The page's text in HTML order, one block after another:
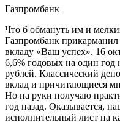
Газпромбанк
Что б обмануть им и
Газпромбанк
вкладу «Ваш успех». 16
6,6% годовых на один год
рублей. Классический
вклад и причитающиеся
Но на руки получаю
год назад. Оказывается,
исполнительный лист на